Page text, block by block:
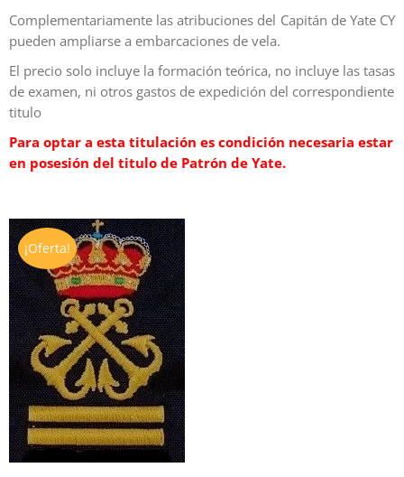
Complementariamente las atribuciones del Capitán de Yate CY
pueden ampliarse a embarcaciones de vela.
El precio solo incluye la formación teórica, no incluye las tasas
de examen, ni otros gastos de expedición del correspondiente
titulo
Para optar a esta titulación es condición necesaria estar
en posesión del titulo de Patrón de Yate.
¡Oferta!